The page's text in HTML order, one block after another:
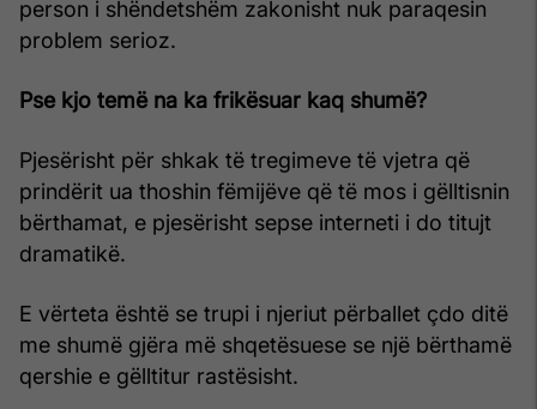
person i shëndetshëm zakonisht nuk paraqesin
problem serioz.
Pse kjo temë na ka frikësuar kaq shumë?
Pjesërisht për shkak të tregimeve të vjetra që
prindërit ua thoshin fëmijëve që të mos i gëlltisnin
bërthamat, e pjesërisht sepse interneti i do titujt
dramatikë.
E vërteta është se trupi i njeriut përballet çdo ditë
me shumë gjëra më shqetësuese se një bërthamë
qershie e gëlltitur rastësisht.